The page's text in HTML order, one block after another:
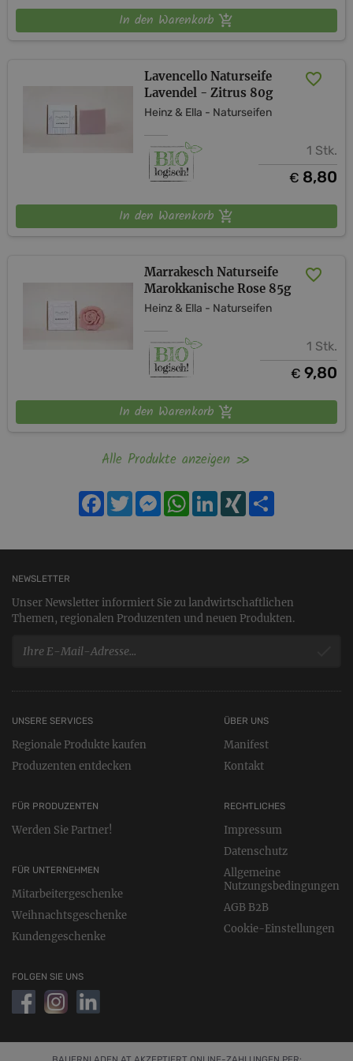
Für besondere Momente purer Natürlichkeit kreieren wir
handgemachte Seifen mit hochwertigen biologischen
Entdecken Sie unsere Leidenschaft für Qualität und
In den Warenkorb
Lavencello Naturseife
Lavendel - Zitrus 80g
Heinz & Ella - Naturseifen
1 Stk.
€ 8,80
In den Warenkorb
Marrakesch Naturseife
Marokkanische Rose 85g
Heinz & Ella - Naturseifen
1 Stk.
€ 9,80
In den Warenkorb
Alle Produkte anzeigen
Facebook
TwitterMessengerWhatsApp
LinkedIn
XING
NEWSLETTER
Unser Newsletter informiert Sie zu landwirtschaftlichen
Themen, regionalen Produzenten und neuen Produkten.
UNSERE SERVICES
Regionale Produkte kaufen
Produzenten entdecken
FÜR PRODUZENTEN
Werden Sie Partner!
FÜR UNTERNEHMEN
Mitarbeitergeschenke
Weihnachtsgeschenke
Kundengeschenke
RECHTLICHES
Impressum
Datenschutz
Allgemeine
Nutzungsbedingungen
AGB B2B
Cookie-Einstellungen
ÜBER UNS
Manifest
Kontakt
FOLGEN SIE UNS